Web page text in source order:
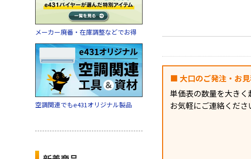
メーカー廃番・在庫調整などでお得
空調関連でもe431オリジナル製品
■ 大口のご発注・お
単価表の数量を大きく
お気軽にご連絡くださ